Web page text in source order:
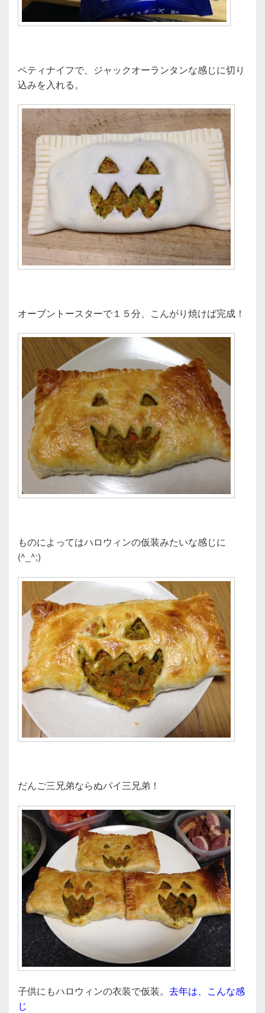
ペティナイフで、ジャックオーランタンな感じに切り
込みを入れる。
オーブントースターで１５分、こんがり焼けば完成！
ものによってはハロウィンの仮装みたいな感じに
(^_^;)
だんご三兄弟ならぬパイ三兄弟！
子供にもハロウィンの衣装で仮装。 去年は、こんな感
じ